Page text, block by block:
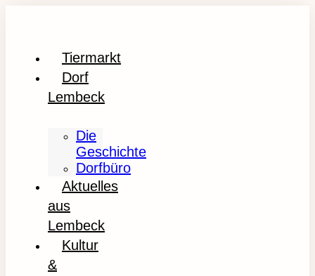
Tiermarkt
Dorf
Lembeck
Die
Geschichte
Dorfbüro
Aktuelles
aus
Lembeck
Kultur
&